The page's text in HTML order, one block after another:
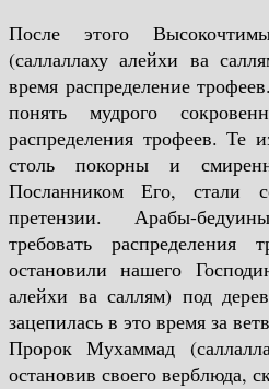
После этого
(саллаллаху алейхи ва
время распределение
понять мудрого
распределения трофеев. Те
столь покорны и
Посланником Его, стали
претензии. Арабы-
требовать
остановили нашего
алейхи ва саллям) под
зацепилась в это время за
Пророк Мухаммад
остановив своего верблюда,